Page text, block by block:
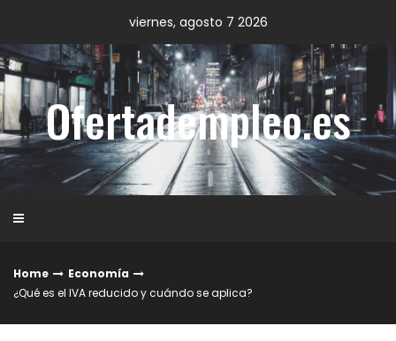
content
viernes, agosto 7 2026
Ofertadempleo.es
Home
Economía
¿Qué es el IVA reducido y cuándo se aplica?